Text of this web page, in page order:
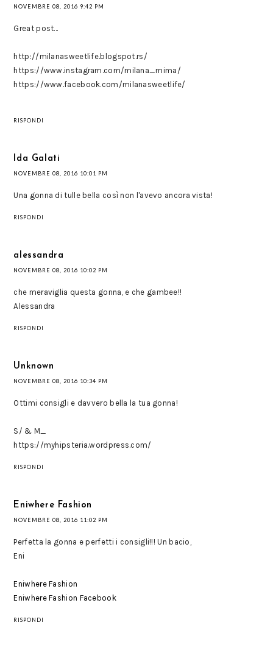
NOVEMBRE 08, 2016 9:42 PM
Great post...
http://milanasweetlife.blogspot.rs/
https://www.instagram.com/milana_mima/
https://www.facebook.com/milanasweetlife/
RISPONDI
Ida Galati
NOVEMBRE 08, 2016 10:01 PM
Una gonna di tulle bella così non l'avevo ancora vista!
RISPONDI
alessandra
NOVEMBRE 08, 2016 10:02 PM
che meraviglia questa gonna, e che gambee!!
Alessandra
RISPONDI
Unknown
NOVEMBRE 08, 2016 10:34 PM
Ottimi consigli e davvero bella la tua gonna!
S/ & M_
https://myhipsteria.wordpress.com/
RISPONDI
Eniwhere Fashion
NOVEMBRE 08, 2016 11:02 PM
Perfetta la gonna e perfetti i consigli!!! Un bacio,
Eni
Eniwhere Fashion
Eniwhere Fashion Facebook
RISPONDI